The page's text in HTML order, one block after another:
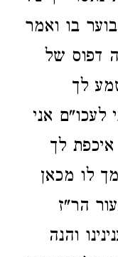
בו ואמר
דפוס של
לך
לעכו"ם אני
לך
לו מכאן
הר"ז
והנה